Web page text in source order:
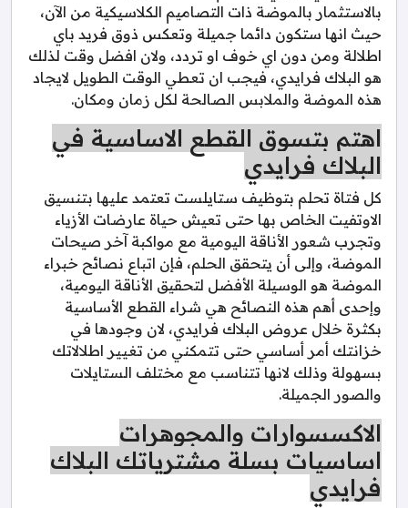
بالاستثمار بالموضة ذات التصاميم الكلاسيكية من الآن،
حيث انها ستكون دائما جميلة وتعكس ذوق فريد باي
اطلالة ومن دون اي خوف او تردد، ولان افضل وقت لذلك
هو البلاك فرايدي، فيجب ان تعطي الوقت الطويل لايجاد
هذه الموضة والملابس الصالحة لكل زمان ومكان.
اهتم بتسوق القطع الاساسية في
البلاك فرايدي
كل فتاة تحلم بتوظيف ستايلست تعتمد عليها بتنسيق
الاوتفيت الخاص بها حتى تعيش حياة عارضات الأزياء
وتجرب شعور الأناقة اليومية مع مواكبة آخر صيحات
الموضة، وإلى أن يتحقق الحلم، فإن اتباع نصائح خبراء
الموضة هو الوسيلة الأفضل لتحقيق الأناقة اليومية،
وإحدى أهم هذه النصائح هي شراء القطع الأساسية
بكثرة خلال عروض البلاك فرايدي، لان وجودها في
خزانتك أمر أساسي حتى تتمكني من تغيير اطلالاتك
بسهولة وذلك لانها تتناسب مع مختلف الستايلات
والصور الجميلة.
الاكسسوارات والمجوهرات
اساسيات بسلة مشترياتك البلاك
فرايدي